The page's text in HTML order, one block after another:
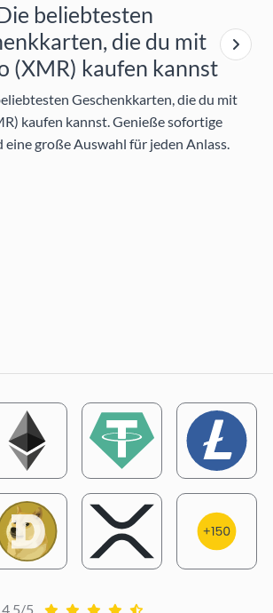
beliebtesten
die du mit
(XMR) kaufen kannst
Geschenkkarten, die du mit
kaufen kannst. Genieße sofortige
eine große Auswahl für jeden Anlass.
4.5/5